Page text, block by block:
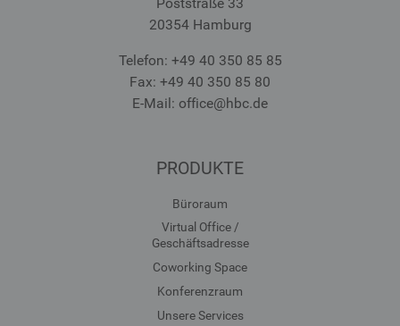
20354 Hamburg
Telefon: +49 40 350 85 85
Fax: +49 40 350 85 80
E-Mail: office@hbc.de
PRODUKTE
Büroraum
Virtual Office /
Geschäftsadresse
Coworking Space
Konferenzraum
Unsere Services